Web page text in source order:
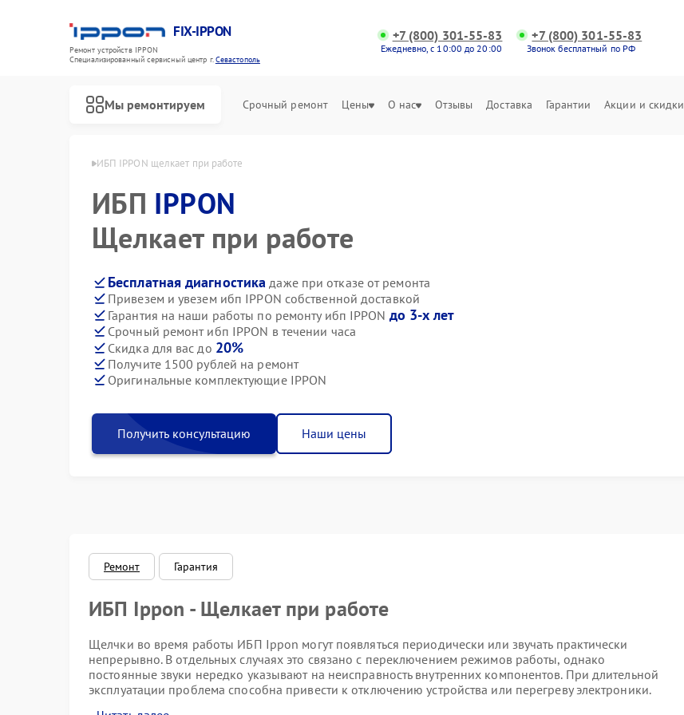
FIX-IPPON
Ремонт устройств IPPON
Специализированный cервисный центр г.Севастополь
+7 (800) 301-55-83
Ежедневно, с 10:00 до 20:00
+7 (800) 301-55-83
Звонок бесплатный по РФ
Мы ремонтируем Срочный ремонт Цены О нас Отзывы Доставка Гарантии Акции и скидки
ИБП IPPON щелкает при работе
ИБП IPPON
Щелкает при работе
Бесплатная диагностика даже при отказе от ремонта
Привезем и увезем ибп IPPON собственной доставкой
Гарантия на наши работы по ремонту ибп IPPON до 3-х лет
Срочный ремонт ибп IPPON в течении часа
Скидка для вас до 20%
Получите 1500 рублей на ремонт
Оригинальные комплектующие IPPON
Получить консультацию Наши цены
Ремонт Гарантия
ИБП Ippon - Щелкает при работе
Щелчки во время работы ИБП Ippon могут появляться периодически или звучать практически
непрерывно. В отдельных случаях это связано с переключением режимов работы, однако
постоянные звуки нередко указывают на неисправность внутренних компонентов. При длительной
эксплуатации проблема способна привести к отключению устройства или перегреву электроники.